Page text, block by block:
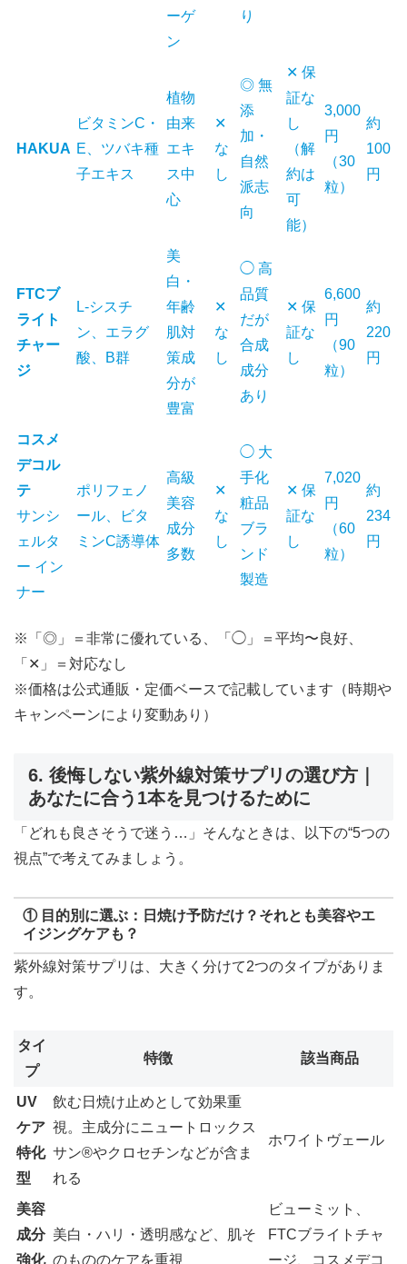
ーゲ
ン
り
HAKUA
ビタミンC・
E、ツバキ種
子エキス
植物
由来
エキ
ス中
心
✕
な
し
◎ 無
添
加・
自然
派志
向
✕ 保
証な
し
（解
約は
可
能）
3,000
円
（30
粒）
約
100
円
FTCブ
ライト
チャー
ジ
L-シスチ
ン、エラグ
酸、B群
美
白・
年齢
肌対
策成
分が
豊富
✕
な
し
◯ 高
品質
だが
合成
成分
あり
✕ 保
証な
し
6,600
円
（90
粒）
約
220
円
コスメ
デコル
テ
サンシ
ェルタ
ー イン
ナー
ポリフェノ
ール、ビタ
ミンC誘導体
高級
美容
成分
多数
✕
な
し
◯ 大
手化
粧品
ブラ
ンド
製造
✕ 保
証な
し
7,020
円
（60
粒）
約
234
円
※「◎」＝非常に優れている、「◯」＝平均〜良好、
「✕」＝対応なし
※価格は公式通販・定価ベースで記載しています（時期や
キャンペーンにより変動あり）
6. 後悔しない紫外線対策サプリの選び方｜
あなたに合う1本を見つけるために
「どれも良さそうで迷う…」そんなときは、以下の“5つの
視点”で考えてみましょう。
① 目的別に選ぶ：日焼け予防だけ？それとも美容やエ
イジングケアも？
紫外線対策サプリは、大きく分けて2つのタイプがありま
す。
タイ
プ
特徴 該当商品
UV
ケア
特化
型
飲む日焼け止めとして効果重
視。主成分にニュートロックス
サン®やクロセチンなどが含ま
れる
ホワイトヴェール
美容
成分
強化
美白・ハリ・透明感など、肌そ
のもののケアを重視
ビューミット、
FTCブライトチャ
ージ、コスメデコ